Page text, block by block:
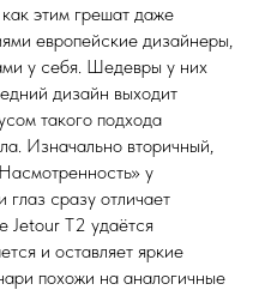
этим грешат даже
европейские дизайнеры,
у себя. Шедевры у них
дизайн выходит
такого подхода
Изначально вторичный,
у
сразу отличает
Jetour T2 удаётся
и оставляет яркие
похожи на аналогичные